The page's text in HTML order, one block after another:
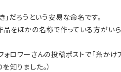
」だろうという安易な命名です。
をほかの名称で作っている方がいら
ロワーさんの投稿ポストで「糸かけ
知りました。）